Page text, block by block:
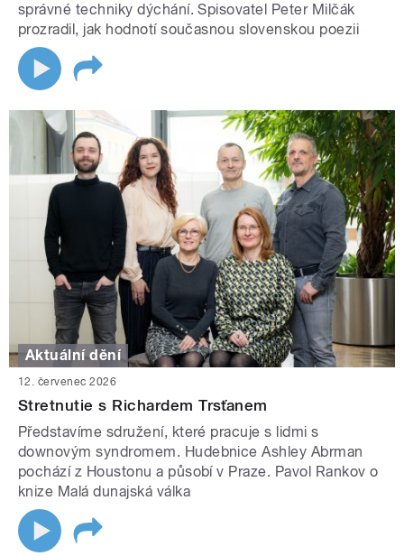
správné techniky dýchání. Spisovatel Peter Milčák
prozradil, jak hodnotí současnou slovenskou poezii
Aktuální dění
12. červenec 2026
Stretnutie s Richardem Trsťanem
Představíme sdružení, které pracuje s lidmi s
downovým syndromem. Hudebnice Ashley Abrman
pochází z Houstonu a působí v Praze. Pavol Rankov o
knize Malá dunajská válka